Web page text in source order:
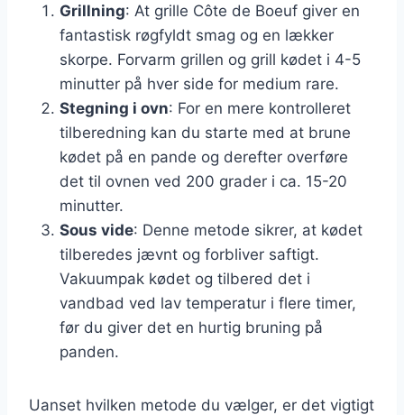
Grillning: At grille Côte de Boeuf giver en
fantastisk røgfyldt smag og en lækker
skorpe. Forvarm grillen og grill kødet i 4-5
minutter på hver side for medium rare.
Stegning i ovn: For en mere kontrolleret
tilberedning kan du starte med at brune
kødet på en pande og derefter overføre
det til ovnen ved 200 grader i ca. 15-20
minutter.
Sous vide: Denne metode sikrer, at kødet
tilberedes jævnt og forbliver saftigt.
Vakuumpak kødet og tilbered det i
vandbad ved lav temperatur i flere timer,
før du giver det en hurtig bruning på
panden.
Uanset hvilken metode du vælger, er det vigtigt